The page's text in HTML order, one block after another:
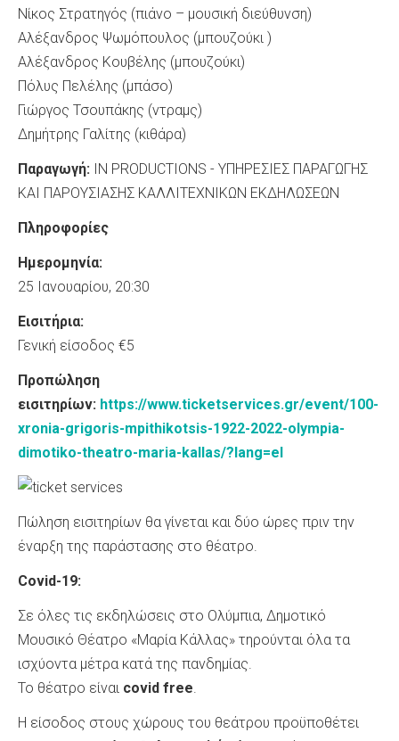
Νίκος Στρατηγός (πιάνο – μουσική διεύθυνση)
Αλέξανδρος Ψωμόπουλος (μπουζούκι )
Αλέξανδρος Κουβέλης (μπουζούκι)
Πόλυς Πελέλης (μπάσο)
Γιώργος Τσουπάκης (ντραμς)
Δημήτρης Γαλίτης (κιθάρα)
Παραγωγή: IN PRODUCTIONS - ΥΠΗΡΕΣΙΕΣ ΠΑΡΑΓΩΓΗΣ
ΚΑΙ ΠΑΡΟΥΣΙΑΣΗΣ ΚΑΛΛΙΤΕΧΝΙΚΩΝ ΕΚΔΗΛΩΣΕΩΝ
Πληροφορίες
Ημερομηνία:
25 Ιανουαρίου, 20:30
Εισιτήρια:
Γενική είσοδος €5
Προπώληση
εισιτηρίων: https://www.ticketservices.gr/event/100-
xronia-grigoris-mpithikotsis-1922-2022-olympia-
dimotiko-theatro-maria-kallas/?lang=el
Πώληση εισιτηρίων θα γίνεται και δύο ώρες πριν την
έναρξη της παράστασης στο θέατρο.
Covid-19:
Σε όλες τις εκδηλώσεις στο Ολύμπια, Δημοτικό
Μουσικό Θέατρο «Μαρία Κάλλας» τηρούνται όλα τα
ισχύοντα μέτρα κατά της πανδημίας.
Το θέατρο είναι covid free.
Η είσοδος στους χώρους του θεάτρου προϋποθέτει